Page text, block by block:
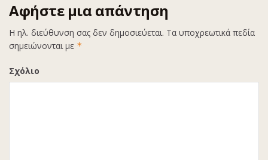
Αφήστε μια απάντηση
Η ηλ. διεύθυνση σας δεν δημοσιεύεται. Τα υποχρεωτικά πεδία
σημειώνονται με *
Σχόλιο